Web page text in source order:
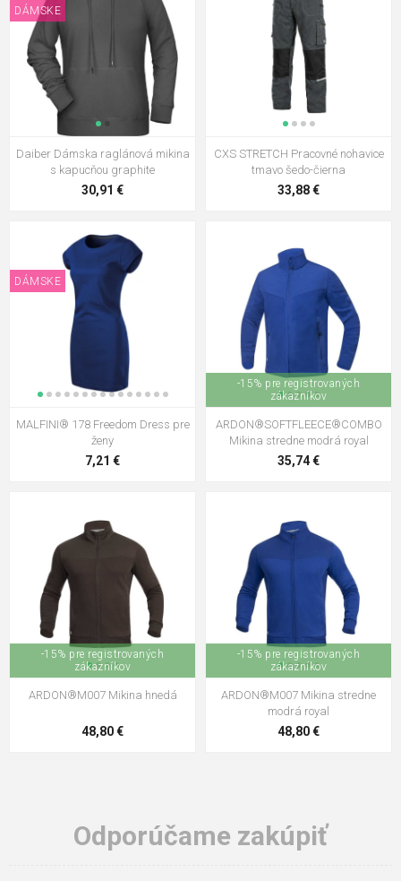
DÁMSKE
Daiber Dámska raglánová mikina
s kapucňou graphite
30,91 €
CXS STRETCH Pracovné nohavice
tmavo šedo-čierna
33,88 €
DÁMSKE
MALFINI® 178 Freedom Dress pre
ženy
7,21 €
-15% pre registrovaných
zákazníkov
ARDON®SOFTFLEECE®COMBO
Mikina stredne modrá royal
35,74 €
-15% pre registrovaných
zákazníkov
ARDON®M007 Mikina hnedá
48,80 €
-15% pre registrovaných
zákazníkov
ARDON®M007 Mikina stredne
modrá royal
48,80 €
Odporúčame zakúpiť